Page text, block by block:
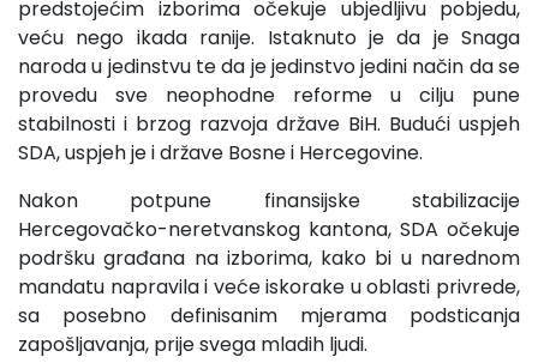
predstojećim izborima očekuje ubjedljivu pobjedu,
veću nego ikada ranije. Istaknuto je da je Snaga
naroda u jedinstvu te da je jedinstvo jedini način da se
provedu sve neophodne reforme u cilju pune
stabilnosti i brzog razvoja države BiH. Budući uspjeh
SDA, uspjeh je i države Bosne i Hercegovine.
Nakon potpune finansijske stabilizacije
Hercegovačko-neretvanskog kantona, SDA očekuje
podršku građana na izborima, kako bi u narednom
mandatu napravila i veće iskorake u oblasti privrede,
sa posebno definisanim mjerama podsticanja
zapošljavanja, prije svega mladih ljudi.